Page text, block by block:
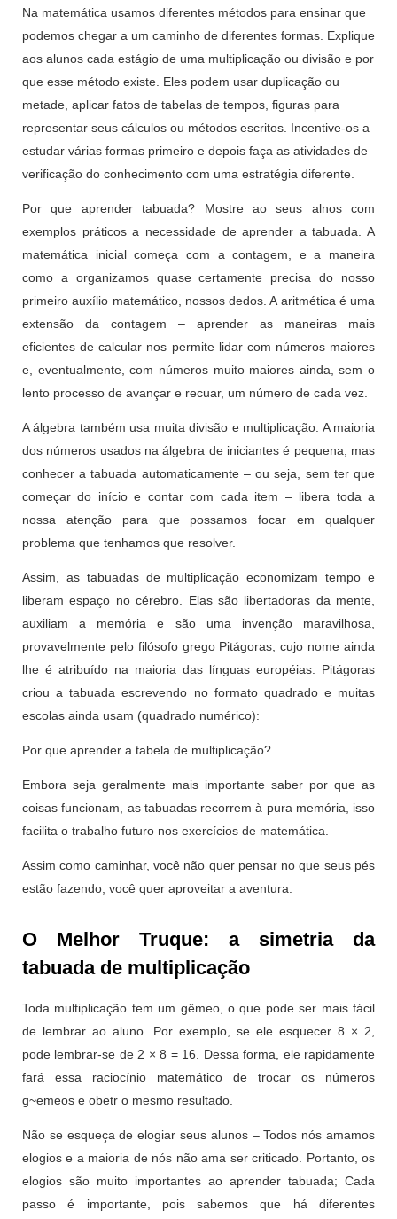
Na matemática usamos diferentes métodos para ensinar que
podemos chegar a um caminho de diferentes formas. Explique
aos alunos cada estágio de uma multiplicação ou divisão e por
que esse método existe. Eles podem usar duplicação ou
metade, aplicar fatos de tabelas de tempos, figuras para
representar seus cálculos ou métodos escritos. Incentive-os a
estudar várias formas primeiro e depois faça as atividades de
verificação do conhecimento com uma estratégia diferente.
Por que aprender tabuada? Mostre ao seus alnos com
exemplos práticos a necessidade de aprender a tabuada. A
matemática inicial começa com a contagem, e a maneira
como a organizamos quase certamente precisa do nosso
primeiro auxílio matemático, nossos dedos. A aritmética é uma
extensão da contagem – aprender as maneiras mais
eficientes de calcular nos permite lidar com números maiores
e, eventualmente, com números muito maiores ainda, sem o
lento processo de avançar e recuar, um número de cada vez.
A álgebra também usa muita divisão e multiplicação. A maioria
dos números usados ​​na álgebra de iniciantes é pequena, mas
conhecer a tabuada automaticamente – ou seja, sem ter que
começar do início e contar com cada item – libera toda a
nossa atenção para que possamos focar em qualquer
problema que tenhamos que resolver.
Assim, as tabuadas de multiplicação economizam tempo e
liberam espaço no cérebro. Elas são libertadoras da mente,
auxiliam a memória e são uma invenção maravilhosa,
provavelmente pelo filósofo grego Pitágoras, cujo nome ainda
lhe é atribuído na maioria das línguas européias. Pitágoras
criou a tabuada escrevendo no formato quadrado e muitas
escolas ainda usam (quadrado numérico):
Por que aprender a tabela de multiplicação?
Embora seja geralmente mais importante saber por que as
coisas funcionam, as tabuadas recorrem à pura memória, isso
facilita o trabalho futuro nos exercícios de matemática.
Assim como caminhar, você não quer pensar no que seus pés
estão fazendo, você quer aproveitar a aventura.
O Melhor Truque: a simetria da
tabuada de multiplicação
Toda multiplicação tem um gêmeo, o que pode ser mais fácil
de lembrar ao aluno. Por exemplo, se ele esquecer 8 × 2,
pode lembrar-se de 2 × 8 = 16. Dessa forma, ele rapidamente
fará essa raciocínio matemático de trocar os números
g~emeos e obetr o mesmo resultado.
Não se esqueça de elogiar seus alunos – Todos nós amamos
elogios e a maioria de nós não ama ser criticado. Portanto, os
elogios são muito importantes ao aprender tabuada; Cada
passo é importante, pois sabemos que há diferentes